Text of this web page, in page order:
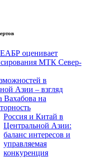
оценивает
МТК Север-
в
Азии – взгляд
Вахабова на
Россия и Китай в
Центральной Азии:
баланс интересов и
управляемая
конкуренция